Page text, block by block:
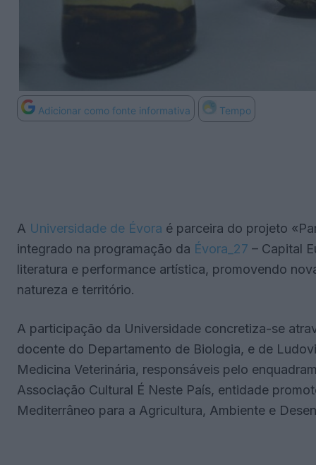
Adicionar como fonte informativa Tempo
A Universidade de Évora é parceira do projeto
integrado na programação da Évora_27 – Capital
literatura e performance artística, promovendo
natureza e território.
A participação da Universidade concretiza-se
docente do Departamento de Biologia, e de
Medicina Veterinária, responsáveis pelo
Associação Cultural É Neste País, entidade
Mediterrâneo para a Agricultura, Ambiente e